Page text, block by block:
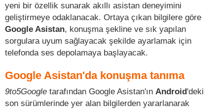
yeni bir özellik sunarak akıllı asistan deneyimini
geliştirmeye odaklanacak. Ortaya çıkan bilgilere göre
Google Asistan, konuşma şekline ve sık yapılan
sorgulara uyum sağlayacak şekilde ayarlamak için
telefonda ses depolamaya başlayacak.
Google Asistan'da konuşma tanıma
9to5Google tarafından Google Asistan'ın Android'deki
son sürümlerinde yer alan bilgilerden yararlanarak